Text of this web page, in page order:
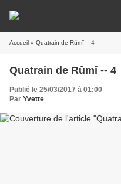
Accueil » Quatrain de Rûmî -- 4
Quatrain de Rûmî -- 4
Publié le 25/03/2017 à 01:00
Par Yvette